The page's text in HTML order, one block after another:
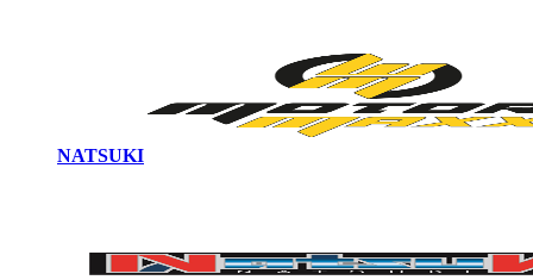
NATSUKI